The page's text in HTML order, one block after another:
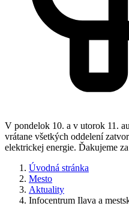
V pondelok 10. a v utorok 11.
vrátane všetkých oddelení
elektrickej energie. Ďakujeme
Úvodná stránka
Mesto
Aktuality
Infocentrum Ilava a